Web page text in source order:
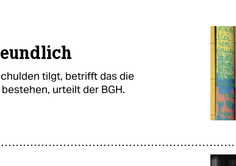
tilgt, betrifft das die
urteilt der BGH.